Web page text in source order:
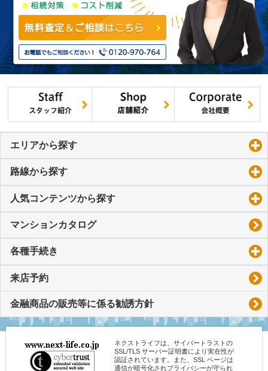
エリアから探す
路線から探す
人気コンテンツから探す
マンションカタログ
各種手続き
来店予約
金融商品の販売等に係る勧誘方針
ネクストライフは、サイバートラストの
SSL/TLS サーバー証明書により実在性が
認証されています。また、SSL ページは
通信が暗号化されプライバシーが守られ